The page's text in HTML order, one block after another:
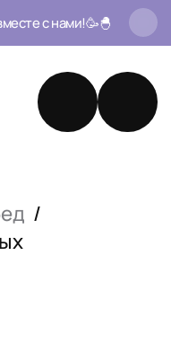
с нами!🥳🐣